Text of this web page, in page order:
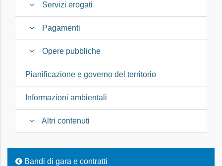
Servizi erogati
Pagamenti
Opere pubbliche
Pianificazione e governo del territorio
Informazioni ambientali
Altri contenuti
Bandi di gara e contratti